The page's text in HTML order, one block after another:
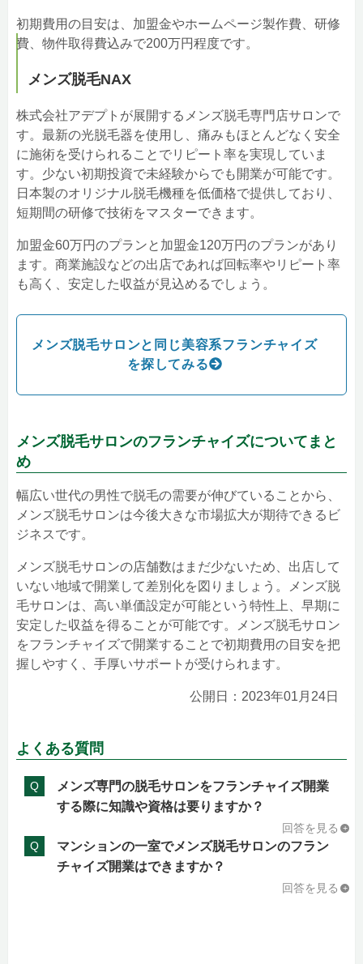
初期費用の目安は、加盟金やホームページ製作費、研修
費、物件取得費込みで200万円程度です。
メンズ脱毛NAX
株式会社アデプトが展開するメンズ脱毛専門店サロンで
す。最新の光脱毛器を使用し、痛みもほとんどなく安全
に施術を受けられることでリピート率を実現していま
す。少ない初期投資で未経験からでも開業が可能です。
日本製のオリジナル脱毛機種を低価格で提供しており、
短期間の研修で技術をマスターできます。
加盟金60万円のプランと加盟金120万円のプランがあり
ます。商業施設などの出店であれば回転率やリピート率
も高く、安定した収益が見込めるでしょう。
メンズ脱毛サロンと同じ美容系フランチャイズ
を探してみる
メンズ脱毛サロンのフランチャイズについてまと
め
幅広い世代の男性で脱毛の需要が伸びていることから、
メンズ脱毛サロンは今後大きな市場拡大が期待できるビ
ジネスです。
メンズ脱毛サロンの店舗数はまだ少ないため、出店して
いない地域で開業して差別化を図りましょう。メンズ脱
毛サロンは、高い単価設定が可能という特性上、早期に
安定した収益を得ることが可能です。メンズ脱毛サロン
をフランチャイズで開業することで初期費用の目安を把
握しやすく、手厚いサポートが受けられます。
公開日：2023年01月24日
よくある質問
Q
メンズ専門の脱毛サロンをフランチャイズ開業
する際に知識や資格は要りますか？
回答を見る
Q
マンションの一室でメンズ脱毛サロンのフラン
チャイズ開業はできますか？
回答を見る